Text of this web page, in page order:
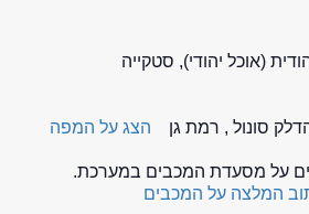
(אוכל יהודי), סטקייה
הצג על המפה
על מסעדת המכבים במערכת.
המלצה על המכבים